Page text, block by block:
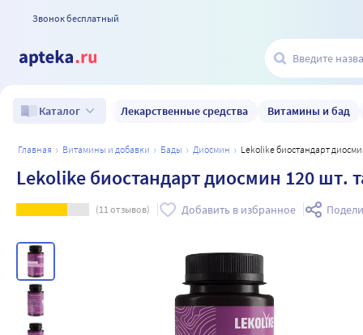
Звонок бесплатный
Каталог Лекарственные средства Витамины и бад
главная витамины и добавки бады диосмин Lekolike биостандарт
Lekolike биостандарт диосмин 120 шт.
(11отзывов) Добавить в избранное